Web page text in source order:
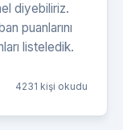
diyebiliriz.
puanlarını
listeledik.
4231 kişi okudu